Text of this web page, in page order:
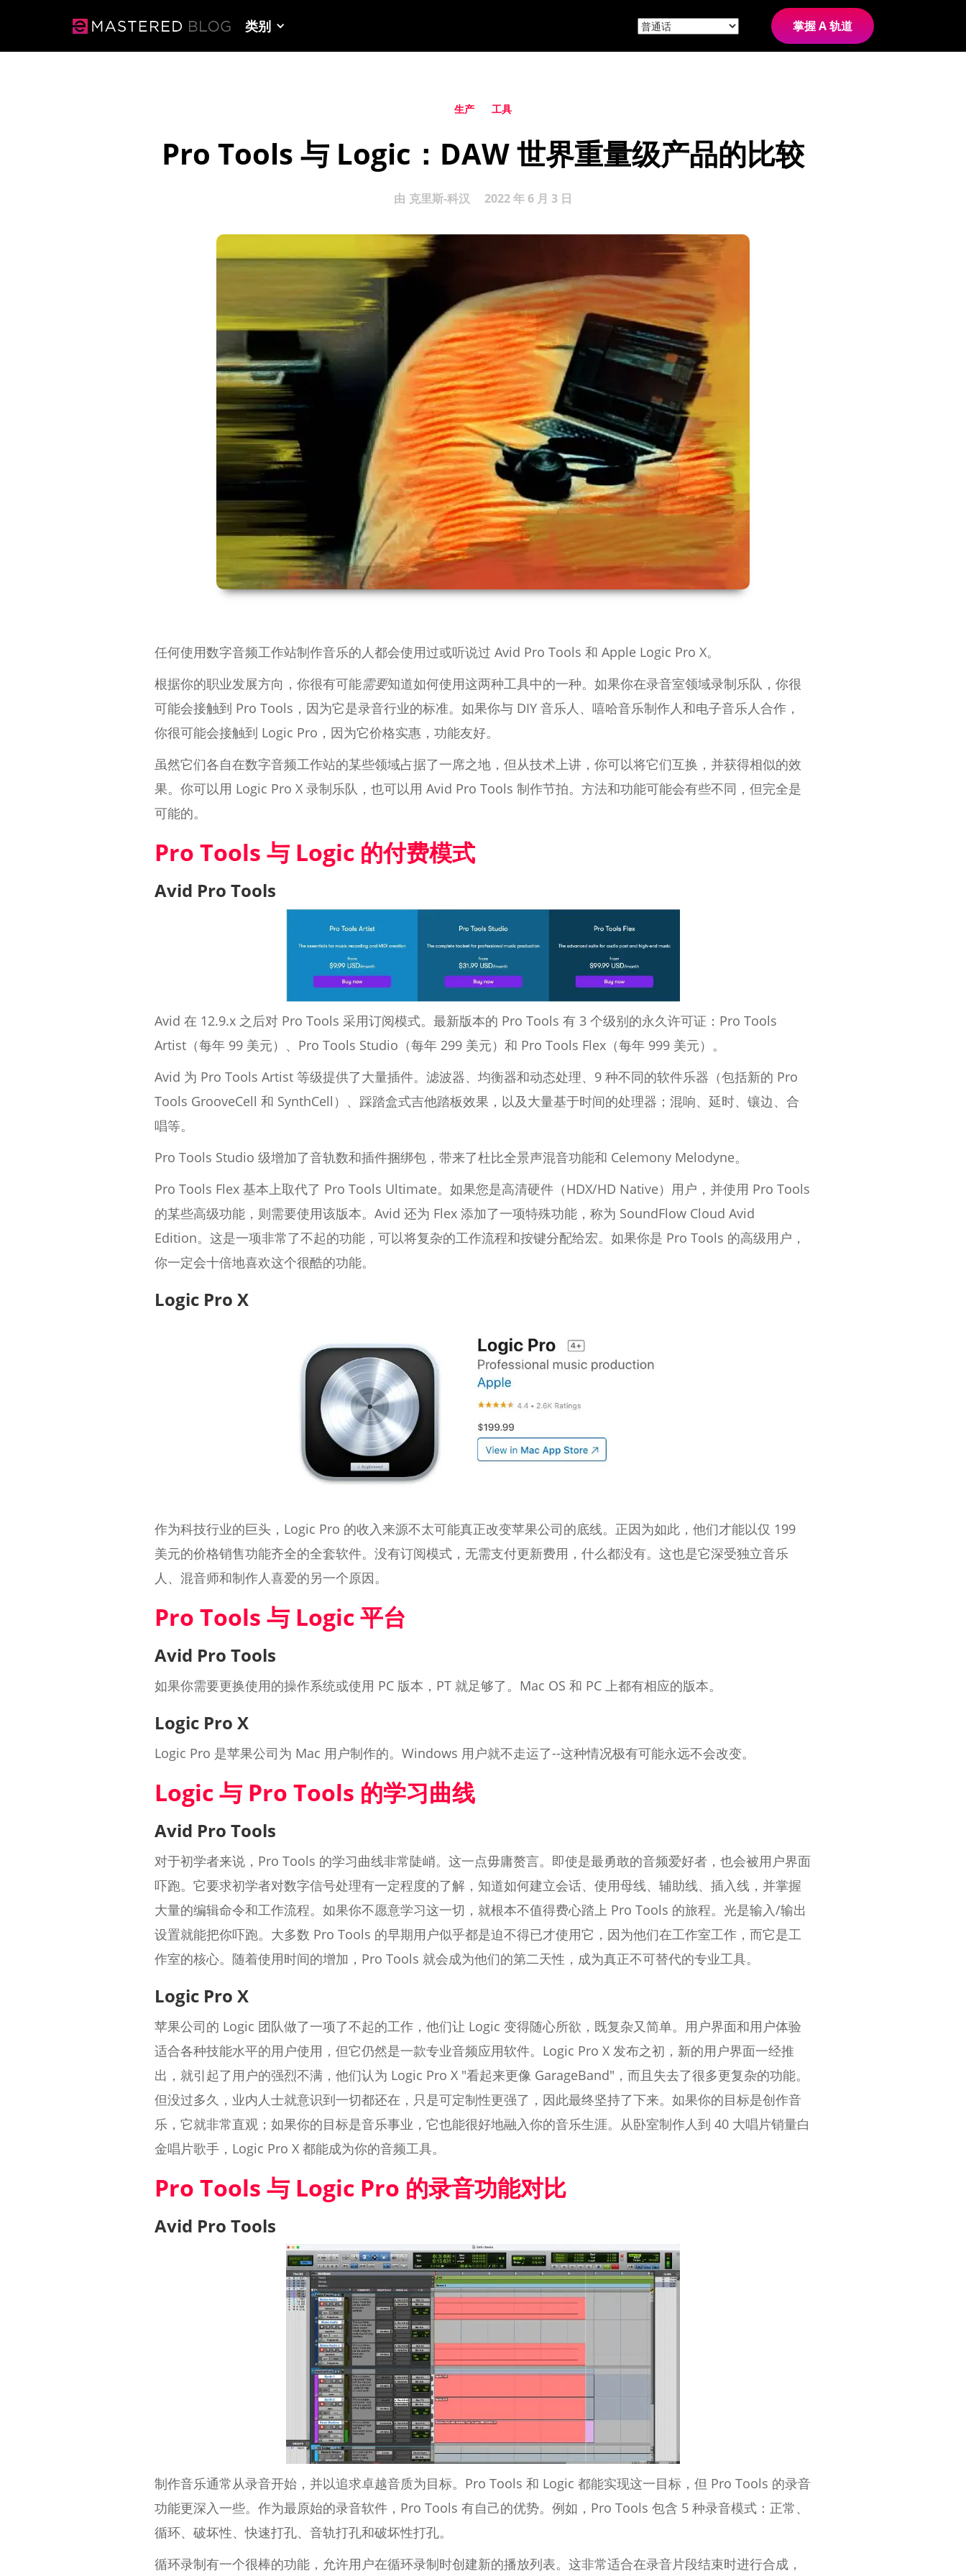
类别 掌握 A 轨道
生产 工具
Pro Tools 与 Logic：DAW 世界重量级产品的比较
由 克里斯-科汉 2022 年 6 月 3 日
任何使用数字音频工作站制作音乐的人都会使用过或听说过 Avid Pro Tools 和 Apple Logic Pro X。
根据你的职业发展方向，你很有可能需要知道如何使用这两种工具中的一种。如果你在录音室领域录制乐队，你很
可能会接触到 Pro Tools，因为它是录音行业的标准。如果你与 DIY 音乐人、嘻哈音乐制作人和电子音乐人合作，
你很可能会接触到 Logic Pro，因为它价格实惠，功能友好。
虽然它们各自在数字音频工作站的某些领域占据了一席之地，但从技术上讲，你可以将它们互换，并获得相似的效
果。你可以用 Logic Pro X 录制乐队，也可以用 Avid Pro Tools 制作节拍。方法和功能可能会有些不同，但完全是
可能的。
Pro Tools 与 Logic 的付费模式
Avid Pro Tools
Avid 在 12.9.x 之后对 Pro Tools 采用订阅模式。最新版本的 Pro Tools 有 3 个级别的永久许可证：Pro Tools
Artist（每年 99 美元）、Pro Tools Studio（每年 299 美元）和 Pro Tools Flex（每年 999 美元）。
Avid 为 Pro Tools Artist 等级提供了大量插件。滤波器、均衡器和动态处理、9 种不同的软件乐器（包括新的 Pro
Tools GrooveCell 和 SynthCell）、踩踏盒式吉他踏板效果，以及大量基于时间的处理器；混响、延时、镶边、合
唱等。
Pro Tools Studio 级增加了音轨数和插件捆绑包，带来了杜比全景声混音功能和 Celemony Melodyne。
Pro Tools Flex 基本上取代了 Pro Tools Ultimate。如果您是高清硬件（HDX/HD Native）用户，并使用 Pro Tools
的某些高级功能，则需要使用该版本。Avid 还为 Flex 添加了一项特殊功能，称为 SoundFlow Cloud Avid
Edition。这是一项非常了不起的功能，可以将复杂的工作流程和按键分配给宏。如果你是 Pro Tools 的高级用户，
你一定会十倍地喜欢这个很酷的功能。
Logic Pro X
作为科技行业的巨头，Logic Pro 的收入来源不太可能真正改变苹果公司的底线。正因为如此，他们才能以仅 199
美元的价格销售功能齐全的全套软件。没有订阅模式，无需支付更新费用，什么都没有。这也是它深受独立音乐
人、混音师和制作人喜爱的另一个原因。
Pro Tools 与 Logic 平台
Avid Pro Tools
如果你需要更换使用的操作系统或使用 PC 版本，PT 就足够了。Mac OS 和 PC 上都有相应的版本。
Logic Pro X
Logic Pro 是苹果公司为 Mac 用户制作的。Windows 用户就不走运了--这种情况极有可能永远不会改变。
Logic 与 Pro Tools 的学习曲线
Avid Pro Tools
对于初学者来说，Pro Tools 的学习曲线非常陡峭。这一点毋庸赘言。即使是最勇敢的音频爱好者，也会被用户界面
吓跑。它要求初学者对数字信号处理有一定程度的了解，知道如何建立会话、使用母线、辅助线、插入线，并掌握
大量的编辑命令和工作流程。如果你不愿意学习这一切，就根本不值得费心踏上 Pro Tools 的旅程。光是输入/输出
设置就能把你吓跑。大多数 Pro Tools 的早期用户似乎都是迫不得已才使用它，因为他们在工作室工作，而它是工
作室的核心。随着使用时间的增加，Pro Tools 就会成为他们的第二天性，成为真正不可替代的专业工具。
Logic Pro X
苹果公司的 Logic 团队做了一项了不起的工作，他们让 Logic 变得随心所欲，既复杂又简单。用户界面和用户体验
适合各种技能水平的用户使用，但它仍然是一款专业音频应用软件。Logic Pro X 发布之初，新的用户界面一经推
出，就引起了用户的强烈不满，他们认为 Logic Pro X "看起来更像 GarageBand"，而且失去了很多更复杂的功能。
但没过多久，业内人士就意识到一切都还在，只是可定制性更强了，因此最终坚持了下来。如果你的目标是创作音
乐，它就非常直观；如果你的目标是音乐事业，它也能很好地融入你的音乐生涯。从卧室制作人到 40 大唱片销量白
金唱片歌手，Logic Pro X 都能成为你的音频工具。
Pro Tools 与 Logic Pro 的录音功能对比
Avid Pro Tools
制作音乐通常从录音开始，并以追求卓越音质为目标。Pro Tools 和 Logic 都能实现这一目标，但 Pro Tools 的录音
功能更深入一些。作为最原始的录音软件，Pro Tools 有自己的优势。例如，Pro Tools 包含 5 种录音模式：正常、
循环、破坏性、快速打孔、音轨打孔和破坏性打孔。
循环录制有一个很棒的功能，允许用户在循环录制时创建新的播放列表。这非常适合在录音片段结束时进行合成，